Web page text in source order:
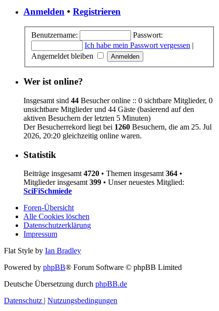
Anmelden • Registrieren
Benutzername:
Passwort:
Ich habe mein Passwort vergessen |
Angemeldet bleiben
Wer ist online?
Insgesamt sind 44 Besucher online :: 0 sichtbare Mitglieder, 0
unsichtbare Mitglieder und 44 Gäste (basierend auf den
aktiven Besuchern der letzten 5 Minuten)
Der Besucherrekord liegt bei 1260 Besuchern, die am 25. Jul
2026, 20:20 gleichzeitig online waren.
Statistik
Beiträge insgesamt 4720 • Themen insgesamt 364 •
Mitglieder insgesamt 399 • Unser neuestes Mitglied:
SciFiSchmiede
Foren-Übersicht
Alle Cookies löschen
Datenschutzerklärung
Impressum
Flat Style by Ian Bradley
Powered by phpBB® Forum Software © phpBB Limited
Deutsche Übersetzung durch phpBB.de
Datenschutz | Nutzungsbedingungen